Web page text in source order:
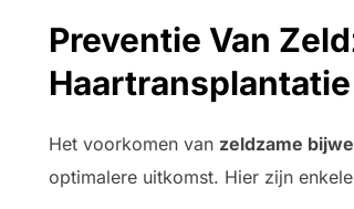
Preventie Van
Haartransplantatie
Het voorkomen van zeldzame
optimalere uitkomst. Hier zijn